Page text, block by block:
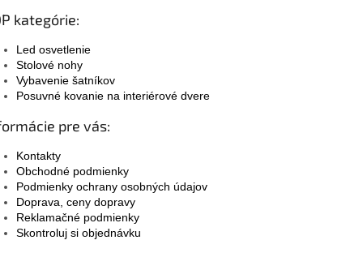
kategórie:
Led osvetlenie
Stolové nohy
Vybavenie šatníkov
Posuvné kovanie na interiérové dvere
pre vás:
Kontakty
Obchodné podmienky
Podmienky ochrany osobných údajov
Doprava, ceny dopravy
Reklamačné podmienky
Skontroluj si objednávku